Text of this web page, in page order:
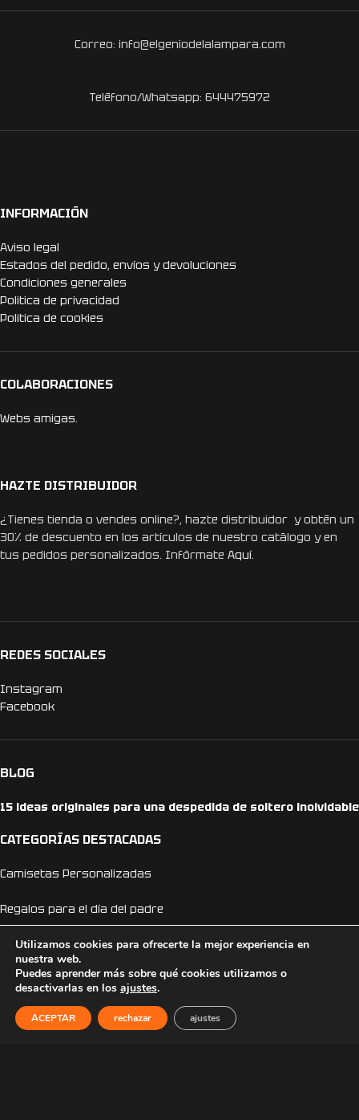
Correo: info@elgeniodelalampara.com
Teléfono/Whatsapp: 644475972
INFORMACIÓN
Aviso legal
Estados del pedido, envíos y devoluciones
Condiciones generales
Politica de privacidad
Politica de cookies
COLABORACIONES
Webs amigas.
HAZTE DISTRIBUIDOR
¿Tienes tienda o vendes online?, hazte distribuidor y obtén un
30% de descuento en los artículos de nuestro catálogo y en
tus pedidos personalizados. Infórmate Aquí.
REDES SOCIALES
Instagram
Facebook
BLOG
15 ideas originales para una despedida de soltero inolvidable
CATEGORÍAS DESTACADAS
Camisetas Personalizadas
Regalos para el día del padre
Camisetas día del padre
Camisetas Anime
Camisetas Dragon Ball
Utilizamos cookies para ofrecerte la mejor experiencia en
nuestra web.
Puedes aprender más sobre qué cookies utilizamos o
desactivarlas en los ajustes.
ACEPTAR rechazar ajustes